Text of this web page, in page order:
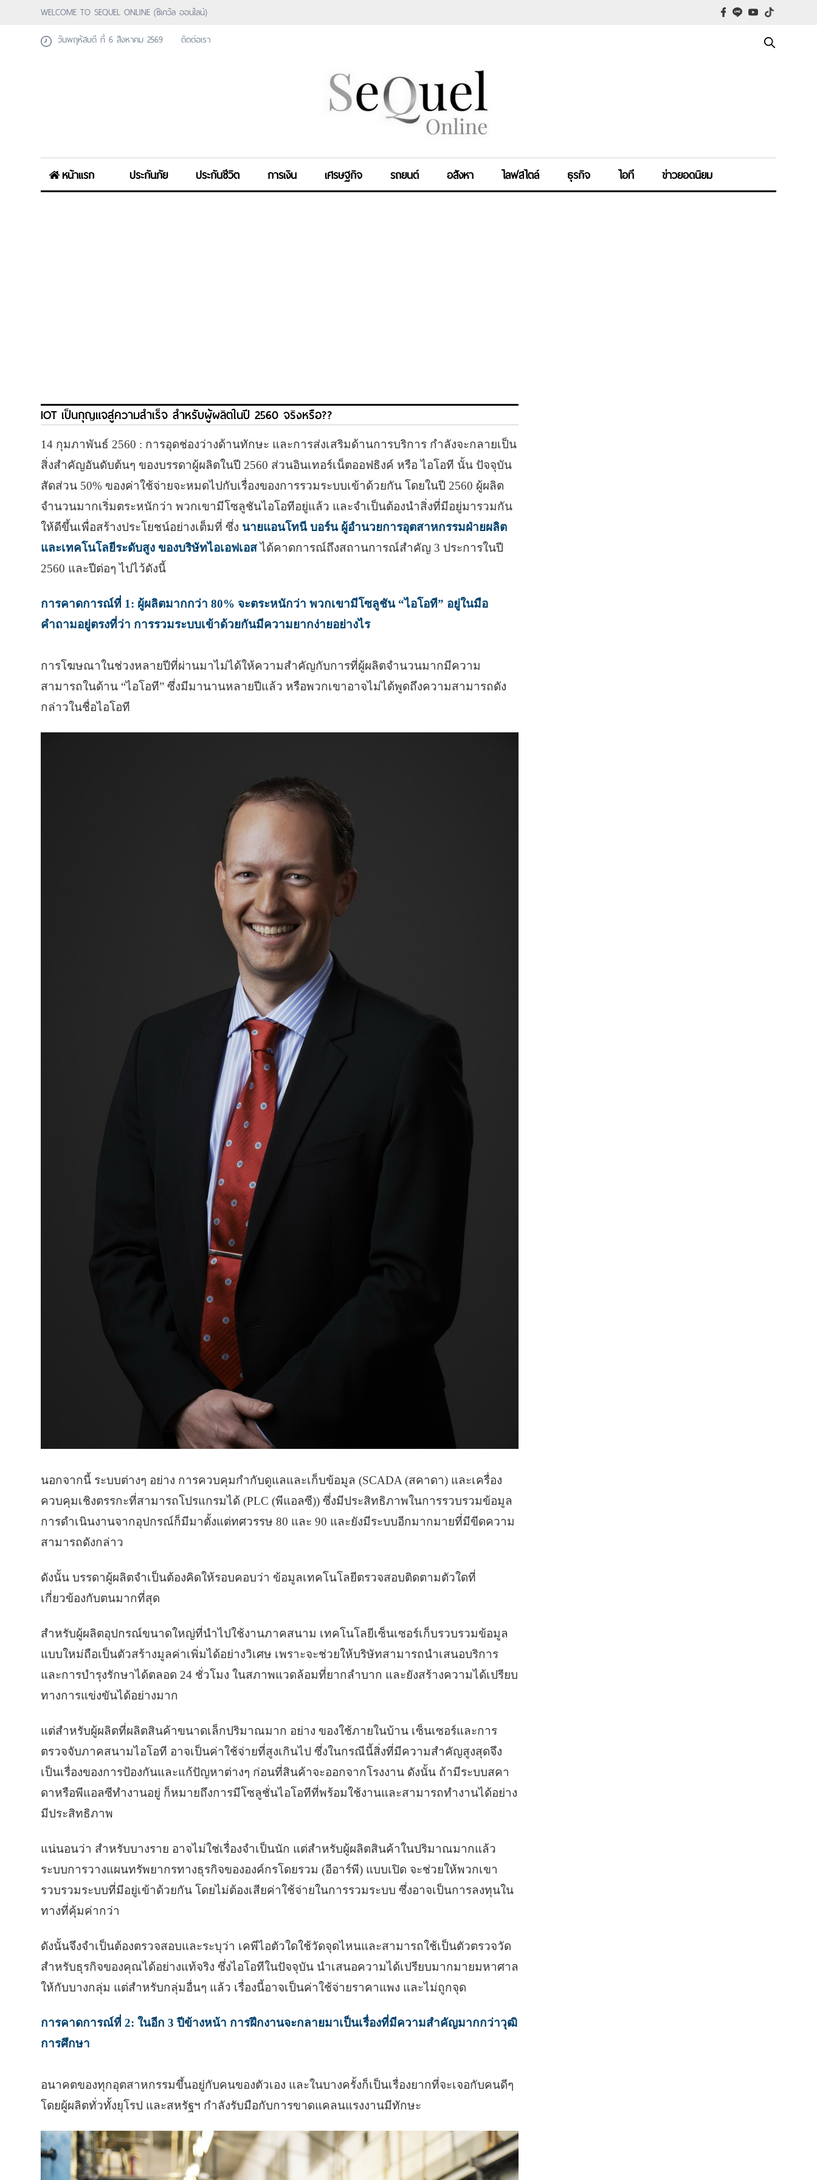
WELCOME TO SEQUEL ONLINE (ซีเคว้ล ออนไลน์)
วันพฤหัสบดี ที่ 6 สิงหาคม 2569
ติดต่อเรา
หน้าแรก ประกันภัย ประกันชีวิต การเงิน เศรษฐกิจ รถยนต์ อสังหา ไลฟสไตล์ ธุรกิจ ไอที ข่าวยอดนิยม
IOT เป็นกุญแจสู่ความสำเร็จ สำหรับผู้ผลิตในปี 2560 จริงหรือ??
14 กุมภาพันธ์ 2560 : การอุดช่องว่างด้านทักษะ และการส่งเสริมด้านการบริการ กำลังจะกลายเป็น
สิ่งสำคัญอันดับต้นๆ ของบรรดาผู้ผลิตในปี 2560 ส่วนอินเทอร์เน็ตออฟธิงค์ หรือ ไอโอที นั้น ปัจจุบัน
สัดส่วน 50% ของค่าใช้จ่ายจะหมดไปกับเรื่องของการรวมระบบเข้าด้วยกัน โดยในปี 2560 ผู้ผลิต
จำนวนมากเริ่มตระหนักว่า พวกเขามีโซลูชันไอโอทีอยู่แล้ว และจำเป็นต้องนำสิ่งที่มีอยู่มารวมกัน
ให้ดีขึ้นเพื่อสร้างประโยชน์อย่างเต็มที่ ซึ่ง นายแอนโทนี บอร์น ผู้อำนวยการอุตสาหกรรมฝ่ายผลิต
และเทคโนโลยีระดับสูง ของบริษัทไอเอฟเอสได้คาดการณ์ถึงสถานการณ์สำคัญ 3 ประการในปี
2560 และปีต่อๆ ไปไว้ดังนี้
การคาดการณ์ที่ 1: ผู้ผลิตมากกว่า 80% จะตระหนักว่า พวกเขามีโซลูชัน “ไอโอที” อยู่ในมือ
คำถามอยู่ตรงที่ว่า การรวมระบบเข้าด้วยกันมีความยากง่ายอย่างไร
การโฆษณาในช่วงหลายปีที่ผ่านมาไม่ได้ให้ความสำคัญกับการที่ผู้ผลิตจำนวนมากมีความ
สามารถในด้าน “ไอโอที” ซึ่งมีมานานหลายปีแล้ว หรือพวกเขาอาจไม่ได้พูดถึงความสามารถดัง
กล่าวในชื่อไอโอที
นอกจากนี้ ระบบต่างๆ อย่าง การควบคุมกำกับดูแลและเก็บข้อมูล (SCADA (สคาดา) และเครื่อง
ควบคุมเชิงตรรกะที่สามารถโปรแกรมได้ (PLC (พีแอลซี)) ซึ่งมีประสิทธิภาพในการรวบรวมข้อมูล
การดำเนินงานจากอุปกรณ์ก็มีมาตั้งแต่ทศวรรษ 80 และ 90 และยังมีระบบอีกมากมายที่มีขีดความ
สามารถดังกล่าว
ดังนั้น บรรดาผู้ผลิตจำเป็นต้องคิดให้รอบคอบว่า ข้อมูลเทคโนโลยีตรวจสอบติดตามตัวใดที่
เกี่ยวข้องกับตนมากที่สุด
สำหรับผู้ผลิตอุปกรณ์ขนาดใหญ่ที่นำไปใช้งานภาคสนาม เทคโนโลยีเซ็นเซอร์เก็บรวบรวมข้อมูล
แบบใหม่ถือเป็นตัวสร้างมูลค่าเพิ่มได้อย่างวิเศษ เพราะจะช่วยให้บริษัทสามารถนำเสนอบริการ
และการบำรุงรักษาได้ตลอด 24 ชั่วโมง ในสภาพแวดล้อมที่ยากลำบาก และยังสร้างความได้เปรียบ
ทางการแข่งขันได้อย่างมาก
แต่สำหรับผู้ผลิตที่ผลิตสินค้าขนาดเล็กปริมาณมาก อย่าง ของใช้ภายในบ้าน เซ็นเซอร์และการ
ตรวจจับภาคสนามไอโอที อาจเป็นค่าใช้จ่ายที่สูงเกินไป ซึ่งในกรณีนี้สิ่งที่มีความสำคัญสูงสุดจึง
เป็นเรื่องของการป้องกันและแก้ปัญหาต่างๆ ก่อนที่สินค้าจะออกจากโรงงาน ดังนั้น ถ้ามีระบบสคา
ดาหรือพีแอลซีทำงานอยู่ ก็หมายถึงการมีโซลูชั่นไอโอทีที่พร้อมใช้งานและสามารถทำงานได้อย่าง
มีประสิทธิภาพ
แน่นอนว่า สำหรับบางราย อาจไม่ใช่เรื่องจำเป็นนัก แต่สำหรับผู้ผลิตสินค้าในปริมาณมากแล้ว
ระบบการวางแผนทรัพยากรทางธุรกิจขององค์กรโดยรวม (อีอาร์พี) แบบเปิด จะช่วยให้พวกเขา
รวบรวมระบบที่มีอยู่เข้าด้วยกัน โดยไม่ต้องเสียค่าใช้จ่ายในการรวมระบบ ซึ่งอาจเป็นการลงทุนใน
ทางที่คุ้มค่ากว่า
ดังนั้นจึงจำเป็นต้องตรวจสอบและระบุว่า เคพีไอตัวใดใช้วัดจุดไหนและสามารถใช้เป็นตัวตรวจวัด
สำหรับธุรกิจของคุณได้อย่างแท้จริง ซึ่งไอโอทีในปัจจุบัน นำเสนอความได้เปรียบมากมายมหาศาล
ให้กับบางกลุ่ม แต่สำหรับกลุ่มอื่นๆ แล้ว เรื่องนี้อาจเป็นค่าใช้จ่ายราคาแพง และไม่ถูกจุด
การคาดการณ์ที่ 2: ในอีก 3 ปีข้างหน้า การฝึกงานจะกลายมาเป็นเรื่องที่มีความสำคัญมากกว่าวุฒิ
การศึกษา
อนาคตของทุกอุตสาหกรรมขึ้นอยู่กับคนของตัวเอง และในบางครั้งก็เป็นเรื่องยากที่จะเจอกับคนดีๆ
โดยผู้ผลิตทั่วทั้งยุโรป และสหรัฐฯ กำลังรับมือกับการขาดแคลนแรงงานมีทักษะ